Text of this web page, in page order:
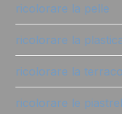
ricolorare la pelle
ricolorare la
ricolorare la
ricolorare le